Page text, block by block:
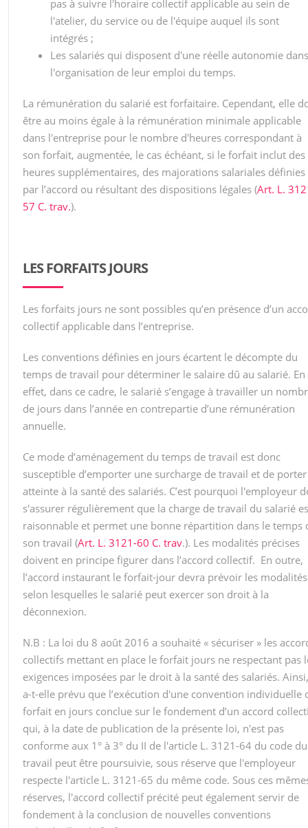
pas à suivre l'horaire collectif applicable au sein de
l'atelier, du service ou de l'équipe auquel ils sont
intégrés ;
Les salariés qui disposent d'une réelle autonomie dans
l'organisation de leur emploi du temps.
La rémunération du salarié est forfaitaire. Cependant, elle
être au moins égale à la rémunération minimale applicable
dans l'entreprise pour le nombre d'heures correspondant à
son forfait, augmentée, le cas échéant, si le forfait inclut des
heures supplémentaires, des majorations salariales définies
par l’accord ou résultant des dispositions légales (Art. L.
57 C. trav.).
LES FORFAITS JOURS
Les forfaits jours ne sont possibles qu’en présence d’un
collectif applicable dans l’entreprise.
Les conventions définies en jours écartent le décompte du
temps de travail pour déterminer le salaire dû au salarié. En
effet, dans ce cadre, le salarié s’engage à travailler un
de jours dans l’année en contrepartie d’une rémunération
annuelle.
Ce mode d’aménagement du temps de travail est donc
susceptible d’emporter une surcharge de travail et de porter
atteinte à la santé des salariés. C’est pourquoi l'employeur
s'assurer régulièrement que la charge de travail du salarié
raisonnable et permet une bonne répartition dans le temps
son travail (Art. L. 3121-60 C. trav.). Les modalités précises
doivent en principe figurer dans l’accord collectif. En outre,
l’accord instaurant le forfait-jour devra prévoir les modalités
selon lesquelles le salarié peut exercer son droit à la
déconnexion.
N.B : La loi du 8 août 2016 a souhaité « sécuriser » les
collectifs mettant en place le forfait jours ne respectant pas
exigences imposées par le droit à la santé des salariés. Ainsi,
a-t-elle prévu que l’exécution d'une convention individuelle
forfait en jours conclue sur le fondement d’un accord
qui, à la date de publication de la présente loi, n'est pas
conforme aux 1° à 3° du II de l'article L. 3121-64 du code du
travail peut être poursuivie, sous réserve que l'employeur
respecte l'article L. 3121-65 du même code. Sous ces
réserves, l'accord collectif précité peut également servir de
fondement à la conclusion de nouvelles conventions